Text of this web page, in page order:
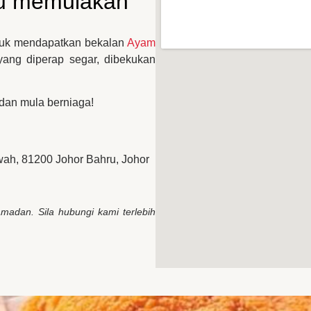
mendapatkan bekalan Ayam
diperap segar, dibekukan
mula berniaga!
81200 Johor Bahru, Johor
Sila hubungi kami terlebih